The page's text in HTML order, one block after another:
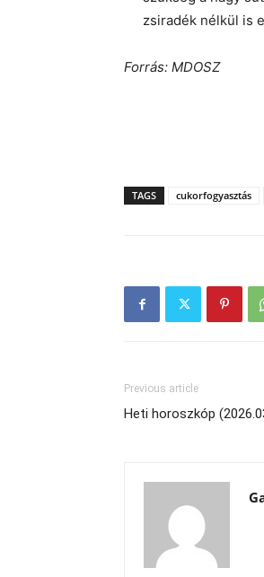
zsiradék nélkül is
Forrás: MDOSZ
TAGS cukorfogyasztás
Previous article
Heti horoszkóp